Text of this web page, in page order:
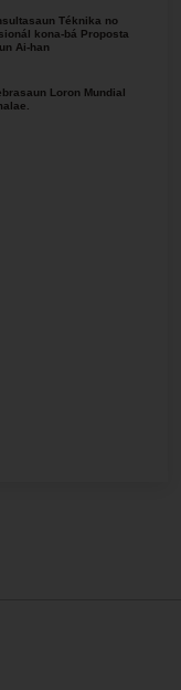
Téknika no
kona-bá Proposta
Ai-han
Loron Mundial